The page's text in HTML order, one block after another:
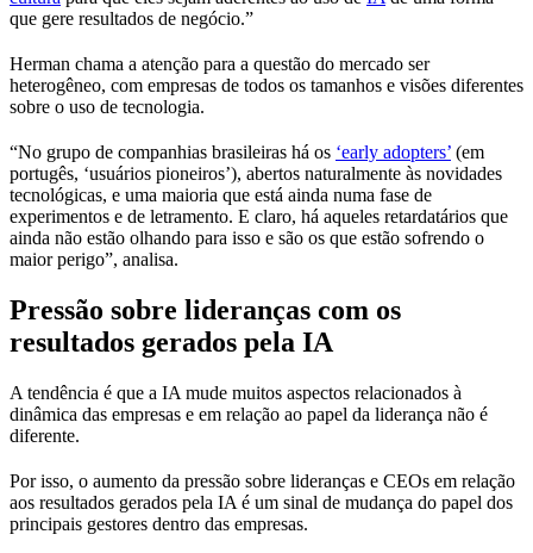
que gere resultados de negócio.”
Herman chama a atenção para a questão do mercado ser
heterogêneo, com empresas de todos os tamanhos e visões diferentes
sobre o uso de tecnologia.
“No grupo de companhias brasileiras há os ‘early adopters’ (em
portugês, ‘usuários pioneiros’), abertos naturalmente às novidades
tecnológicas, e uma maioria que está ainda numa fase de
experimentos e de letramento. E claro, há aqueles retardatários que
ainda não estão olhando para isso e são os que estão sofrendo o
maior perigo”, analisa.
Pressão sobre lideranças com os
resultados gerados pela IA
A tendência é que a IA mude muitos aspectos relacionados à
dinâmica das empresas e em relação ao papel da liderança não é
diferente.
Por isso, o aumento da pressão sobre lideranças e CEOs em relação
aos resultados gerados pela IA é um sinal de mudança do papel dos
principais gestores dentro das empresas.